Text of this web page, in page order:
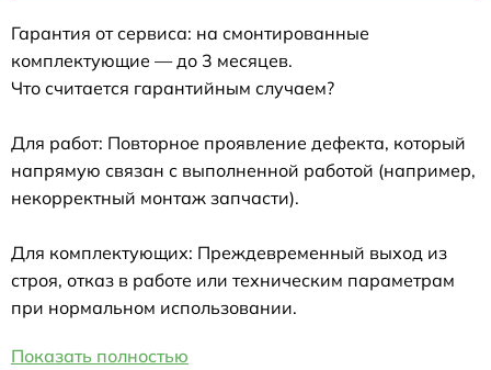
Гарантия от сервиса: на смонтированные
комплектующие — до 3 месяцев.
Что считается гарантийным случаем?
Для работ: Повторное проявление дефекта, который
напрямую связан с выполненной работой (например,
некорректный монтаж запчасти).
Для комплектующих: Преждевременный выход из
строя, отказ в работе или техническим параметрам
при нормальном использовании.
Показать полностью